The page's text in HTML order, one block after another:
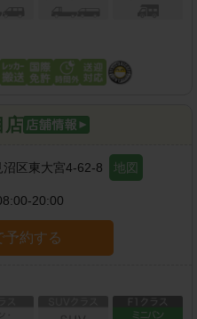
店
区東大宮4-62-8 地図
20:00
予約する